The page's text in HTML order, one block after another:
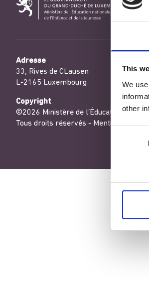
This
We
other
Adresse
33, Rives de CLausen
L-2165 Luxembourg
Copyright
©2026 Ministère de l’Éducation
Tous droits réservés - Mentions légales